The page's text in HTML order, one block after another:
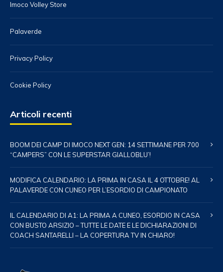
Imoco Volley Store
Palaverde
Privacy Policy
Cookie Policy
Articoli recenti
BOOM DEI CAMP DI IMOCO NEXT GEN: 14 SETTIMANE PER 700
“CAMPERS” CON LE SUPERSTAR GIALLOBLU’!
MODIFICA CALENDARIO: LA PRIMA IN CASA IL 4 OTTOBRE! AL
PALAVERDE CON CUNEO PER L’ESORDIO DI CAMPIONATO
IL CALENDARIO DI A1: LA PRIMA A CUNEO, ESORDIO IN CASA
CON BUSTO ARSIZIO – TUTTE LE DATE E LE DICHIARAZIONI DI
COACH SANTARELLI – LA COPERTURA TV IN CHIARO!